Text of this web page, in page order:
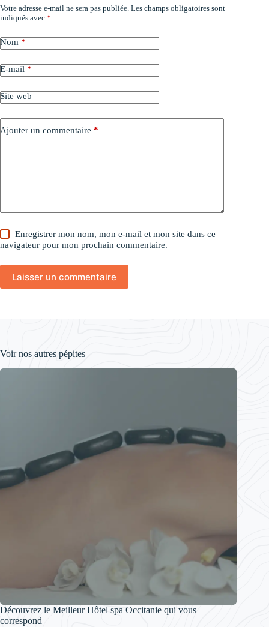
Votre adresse e-mail ne sera pas publiée. Les champs obligatoires sont
indiqués avec *
Nom *
E-mail *
Site web
Ajouter un commentaire *
Enregistrer mon nom, mon e-mail et mon site dans ce
navigateur pour mon prochain commentaire.
Laisser un commentaire
Voir nos autres pépites
Découvrez le Meilleur Hôtel spa Occitanie qui vous
correspond